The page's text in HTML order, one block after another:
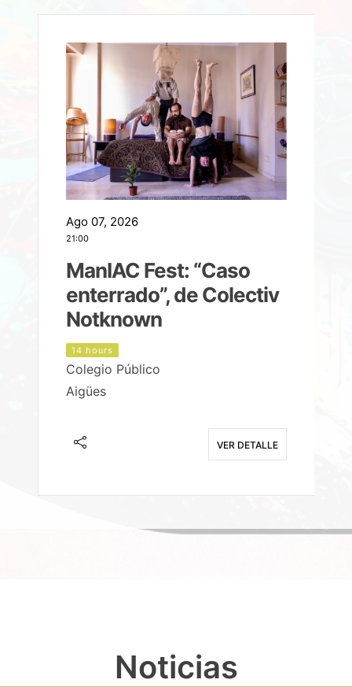
Ago 07, 2026
21:00
ManIAC Fest: “Caso
enterrado”, de Colectiv
Notknown
14 hours
Colegio Público
Aigües
VER DETALLE
Noticias